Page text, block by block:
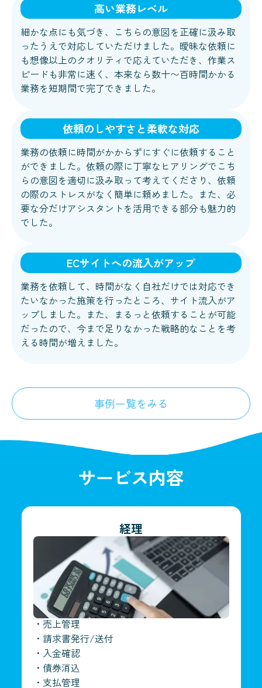
高い業務レベル
細かな点にも気づき、こちらの意図を正確に汲み取
ったうえで対応していただけました。曖昧な依頼に
も想像以上のクオリティで応えていただき、作業ス
ピードも非常に速く、本来なら数十〜百時間かかる
業務を短期間で完了できました。
依頼のしやすさと柔軟な対応
業務の依頼に時間がかからずにすぐに依頼すること
ができました。依頼の際に丁寧なヒアリングでこち
らの意図を適切に汲み取って考えてくださり、依頼
の際のストレスがなく簡単に頼めました。また、必
要な分だけアシスタントを活用できる部分も魅力的
でした。
ECサイトへの流入がアップ
業務を依頼して、時間がなく自社だけでは対応でき
たいなかった施策を行ったところ、サイト流入がア
ップしました。また、まるっと依頼することが可能
だったので、今まで足りなかった戦略的なことを考
える時間が増えました。
事例一覧をみる
サービス内容
経理
・ 売上管理
・ 請求書発行/送付
・ 入金確認
・ 債券消込
・ 支払管理